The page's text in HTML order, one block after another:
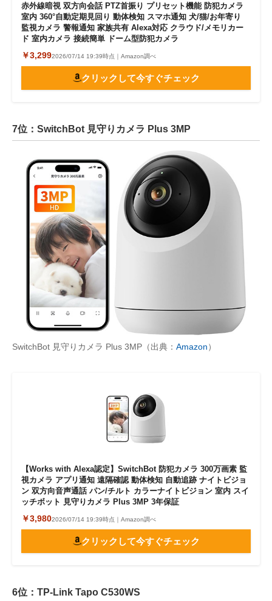
赤外線暗視 双方向会話 PTZ首振り プリセット機能 防犯カメラ
室内 360°自動定期見回り 動体検知 スマホ通知 犬/猫/お年寄り
監視カメラ 警報通知 家族共有 Alexa対応 クラウド/メモリカー
ド 室内カメラ 接続簡単 ドーム型防犯カメラ
￥3,2992026/07/14 19:39時点｜Amazon調べ
クリックして今すぐチェック
7位：SwitchBot 見守りカメラ Plus 3MP
SwitchBot 見守りカメラ Plus 3MP（出典： Amazon）
【Works with Alexa認定】SwitchBot 防犯カメラ 300万画素 監
視カメラ アプリ通知 遠隔確認 動体検知 自動追跡 ナイトビジョ
ン 双方向音声通話 パン/チルト カラーナイトビジョン 室内 スイ
ッチボット 見守りカメラ Plus 3MP 3年保証
￥3,9802026/07/14 19:39時点｜Amazon調べ
クリックして今すぐチェック
6位：TP-Link Tapo C530WS